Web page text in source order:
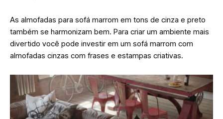
As almofadas para sofá marrom em tons de cinza e preto
também se harmonizam bem. Para criar um ambiente mais
divertido você pode investir em um sofá marrom com
almofadas cinzas com frases e estampas criativas.